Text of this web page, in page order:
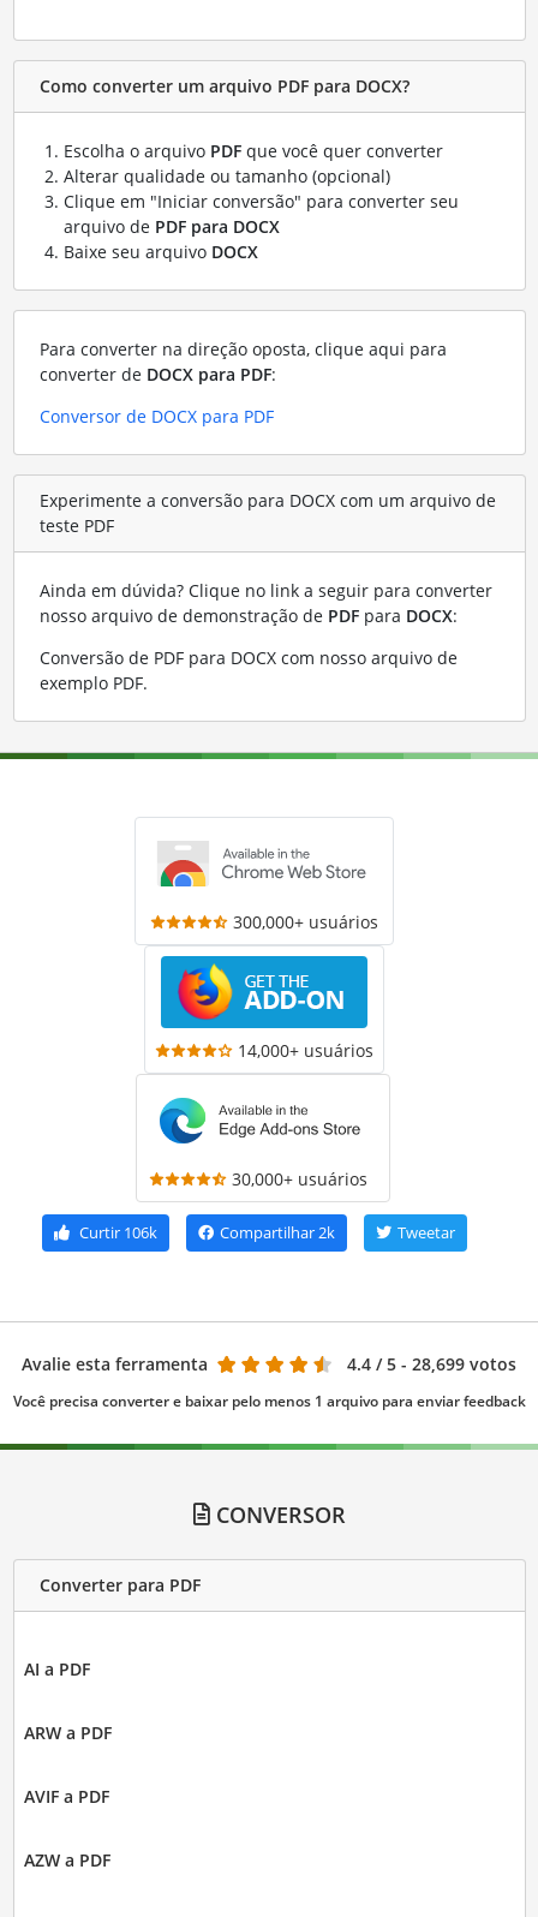
Como converter um arquivo PDF para DOCX?
Escolha o arquivo PDFque você quer converter
Alterar qualidade ou tamanho (opcional)
Clique em "Iniciar conversão" para converter seu
arquivo de PDF para DOCX
Baixe seu arquivo DOCX
Para converter na direção oposta, clique aqui para
converter de DOCX para PDF:
Conversor de DOCX para PDF
Experimente a conversão para DOCX com um arquivo de
teste PDF
Ainda em dúvida? Clique no link a seguir para converter
nosso arquivo de demonstração de PDFpara DOCX:
Conversão de PDF para DOCX com nosso arquivo de
exemplo PDF.
300,000+ usuários
14,000+ usuários
30,000+ usuários
Curtir 106k Compartilhar2k Tweetar
Avalie esta ferramenta 4.4 / 5 - 28,699 votos
Você precisa converter e baixar pelo menos 1 arquivo para enviar feedback
CONVERSOR
Converter para PDF
AI a PDF
ARW a PDF
AVIF a PDF
AZW a PDF